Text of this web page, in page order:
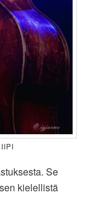
Se
kielellistä